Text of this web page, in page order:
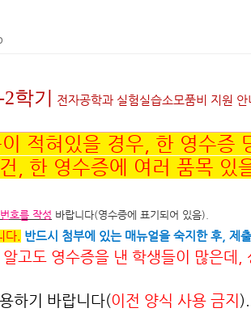
학기 전자공학과 실험실습소모품비 지원 안
적혀있을 경우, 한 영수증
, 한 영수증에 여러 품목 있
호를 작성 바랍니다(영수증에 표기되어 있음).
다. 반드시 첨부에 있는 매뉴얼을 숙지한 후, 제
고도 영수증을 낸 학생들이 많은데,
하기 바랍니다(이전 양식 사용 금지 ).